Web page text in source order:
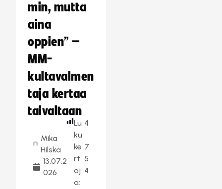
min, mutta
aina
oppien” –
MM-
kultavalmen
taja kertaa
taivaltaan
Mika
Hilska
13.07.2
026
Lu
ku
ke
rt
oj
a:
4
7
5
4